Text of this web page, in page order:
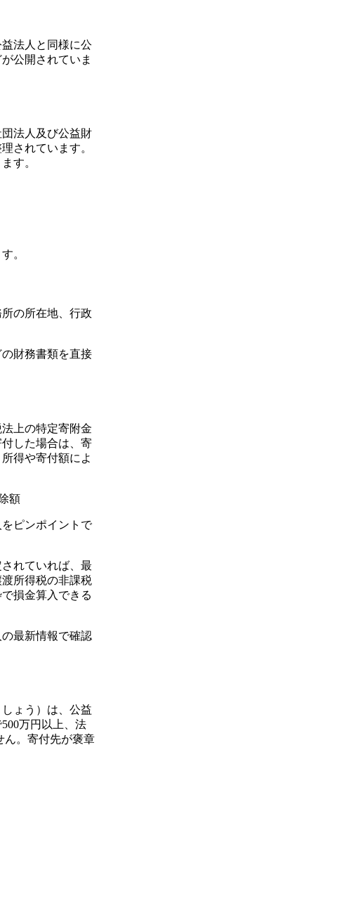
法人と同様に公
公開されていま
法人及び公益財
されています。
す。
。
の所在地、行政
財務書類を直接
上の特定寄附金
した場合は、寄
得や寄付額によ
額
ピンポイントで
れていれば、最
所得税の非課税
損金算入できる
最新情報で確認
ょう）は、公益
万円以上、法
ん。寄付先が褒章